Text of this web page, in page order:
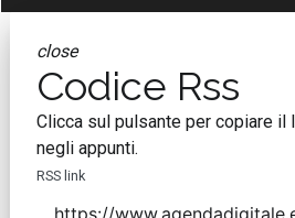
close
Codice Rss
Clicca sul pulsante per copiare il
negli appunti.
RSS link